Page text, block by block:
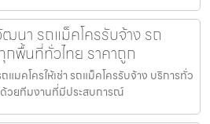
นา รถแม็คโครรับจ้าง รถ
กพื้นที่ทั่วไทย ราคาถูก
มคโครให้เช่า รถแม็คโครรับจ้าง บริการทั่ว
ด้วยทีมงานที่มีประสบการณ์